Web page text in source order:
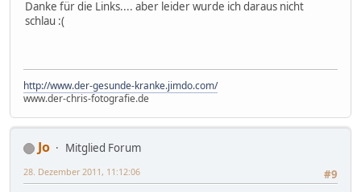
Danke für die Links.... aber leider wurde ich daraus nicht
schlau :(
http://www.der-gesunde-kranke.jimdo.com/
www.der-chris-fotografie.de
Jo
Mitglied Forum
#9
28. Dezember 2011, 11:12:06